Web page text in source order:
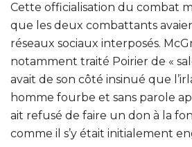
Cette officialisation du combat
que les deux combattants
réseaux sociaux interposés.
notamment traité Poirier de «
avait de son côté insinué que
homme fourbe et sans parole
ait refusé de faire un don à la
comme il s’y était initialement